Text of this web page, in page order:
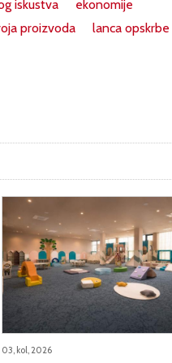
iskustva
ekonomije
proizvoda
lanca opskrbe
03, kol, 2026